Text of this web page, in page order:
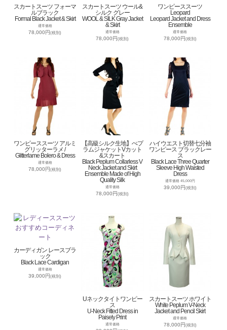
スカートスーツ フォーマ
ルブラック
Formal Black Jacket & Skirt
通常価格
78,000円(税別)
スカートスーツ ウール&
シルク グレー
WOOL & SILK Gray Jacket
& Skirt
通常価格
78,000円(税別)
ワンピーススーツ
Leopard
Leopard Jacket and Dress
Ensemble
通常価格
78,000円(税別)
ワンピーススーツ アルミ
グリッターラメ /
Glitterlame Bolero & Dress
通常価格
78,000円(税別)
【高級シルク生地】ぺプ
ラムジャケットVカット
&スカート
Black Peplum Collarless V
Neck Jacket and Skirt
Ensemble Made of High
Quality Silk
通常価格
78,000円(税別)
ハイウエスト切替七分袖
ワンピース ブラックレー
ス
Black Lace Three Quarter
Sleeve High Waisted
Dress
通常価格 45,000円
39,000円(税別)
カーディガン レースブラ
ック
Black Lace Cardigan
通常価格
39,000円(税別)
Uネックタイトワンピー
ス
U-Neck Fitted Dress in
Paisely Print
通常価格
スカートスーツ ホワイト
White Peplum V-Neck
Jacket and Pencil Skirt
通常価格
78,000円(税別)